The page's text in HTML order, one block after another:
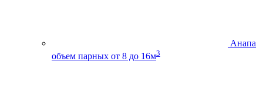
Анапа
объем парных от 8 до 16м3